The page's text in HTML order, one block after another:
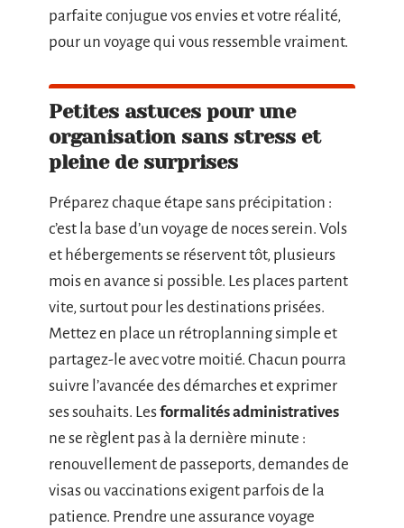
parfaite conjugue vos envies et votre réalité,
pour un voyage qui vous ressemble vraiment.
Petites astuces pour une
organisation sans stress et
pleine de surprises
Préparez chaque étape sans précipitation :
c’est la base d’un voyage de noces serein. Vols
et hébergements se réservent tôt, plusieurs
mois en avance si possible. Les places partent
vite, surtout pour les destinations prisées.
Mettez en place un rétroplanning simple et
partagez-le avec votre moitié. Chacun pourra
suivre l’avancée des démarches et exprimer
ses souhaits. Lesformalités administratives
ne se règlent pas à la dernière minute :
renouvellement de passeports, demandes de
visas ou vaccinations exigent parfois de la
patience. Prendre une assurance voyage